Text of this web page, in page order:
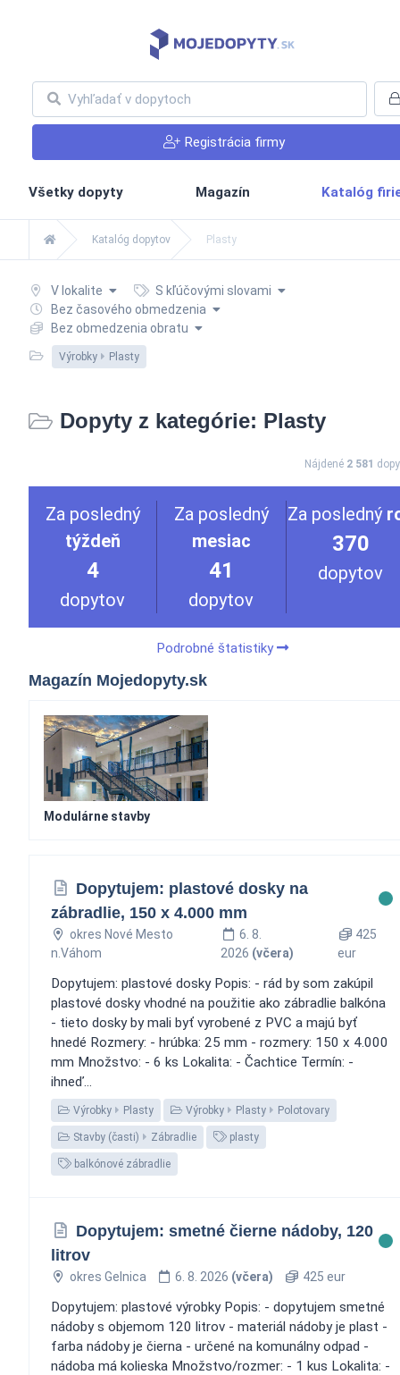
Registrácia firmy
Všetky dopyty Magazín Katalóg
Katalóg dopytov Plasty
V lokalite
S kľúčovými slovami
Bez časového obmedzenia
Bez obmedzenia obratu
Výrobky Plasty
Dopyty z kategórie: Plasty
Nájdené 2 581
Za posledný
týždeň
4
dopytov
Za posledný
mesiac
41
dopytov
Za posledný
370
dopytov
Podrobné štatistiky
Magazín Mojedopyty.sk
Modulárne stavby
Dopytujem: plastové dosky na
zábradlie, 150 x 4.000 mm
okres Nové Mesto
n.Váhom
6. 8.
2026 (včera)
425
eur
Dopytujem: plastové dosky Popis: - rád by som zakúpil
plastové dosky vhodné na použitie ako zábradlie balkóna
- tieto dosky by mali byť vyrobené z PVC a majú byť
hnedé Rozmery: - hrúbka: 25 mm - rozmery: 150 x 4.000
mm Množstvo: - 6 ks Lokalita: - Čachtice Termín: -
ihneď...
Výrobky Plasty Výrobky Plasty Polotovary
Stavby (časti) Zábradlie plasty
balkónové zábradlie
Dopytujem: smetné čierne nádoby, 120
litrov
okres Gelnica 6. 8. 2026 (včera) 425 eur
Dopytujem: plastové výrobky Popis: - dopytujem smetné
nádoby s objemom 120 litrov - materiál nádoby je plast -
farba nádoby je čierna - určené na komunálny odpad -
nádoba má kolieska Množstvo/rozmer: - 1 kus Lokalita: -